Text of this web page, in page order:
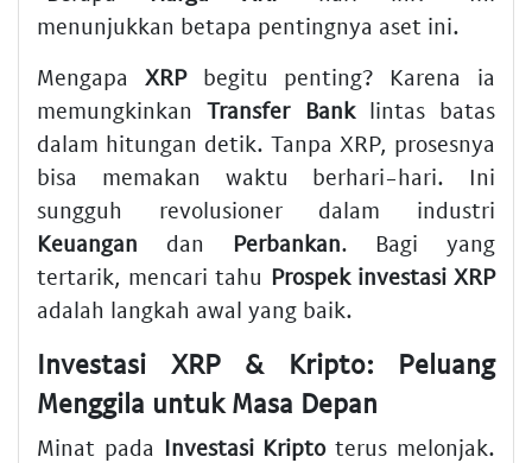
menunjukkan betapa pentingnya aset ini.
Mengapa XRPbegitu penting? Karena ia
memungkinkanTransfer Banklintas batas
dalam hitungan detik. Tanpa XRP, prosesnya
bisa memakan waktu berhari-hari. Ini
sungguh revolusioner dalam industri
Keuangan dan Perbankan. Bagi yang
tertarik, mencari tahu Prospek investasi XRP
adalah langkah awal yang baik.
Investasi XRP & Kripto: Peluang
Menggila untuk Masa Depan
Minat pada Investasi Kriptoterus melonjak.